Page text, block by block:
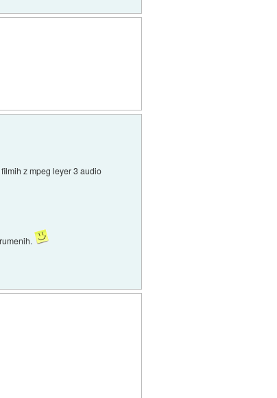
z mpeg leyer 3 audio